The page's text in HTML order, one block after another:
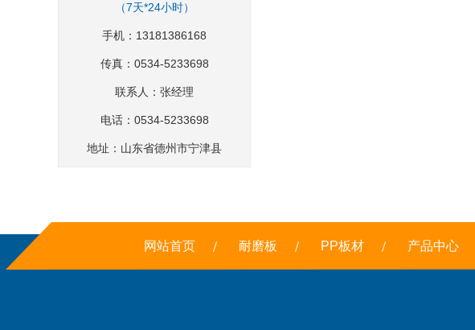
（7天*24小时）
手机：13181386168
传真：0534-5233698
联系人：张经理
电话：0534-5233698
地址：山东省德州市宁津县
网站首页 耐磨板 PP板材 产品中心